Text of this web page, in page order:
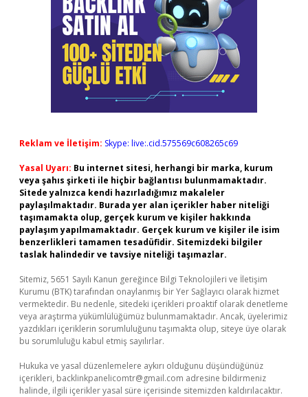
Reklam ve İletişim: Skype: live:.cid.575569c608265c69
Yasal Uyarı: Bu internet sitesi, herhangi bir marka, kurum
veya şahıs şirketi ile hiçbir bağlantısı bulunmamaktadır.
Sitede yalnızca kendi hazırladığımız makaleler
paylaşılmaktadır. Burada yer alan içerikler haber niteliği
taşımamakta olup, gerçek kurum ve kişiler hakkında
paylaşım yapılmamaktadır. Gerçek kurum ve kişiler ile isim
benzerlikleri tamamen tesadüfidir. Sitemizdeki bilgiler
taslak halindedir ve tavsiye niteliği taşımazlar.
Sitemiz, 5651 Sayılı Kanun gereğince Bilgi Teknolojileri ve İletişim
Kurumu (BTK) tarafından onaylanmış bir Yer Sağlayıcı olarak hizmet
vermektedir. Bu nedenle, sitedeki içerikleri proaktif olarak denetleme
veya araştırma yükümlülüğümüz bulunmamaktadır. Ancak, üyelerimiz
yazdıkları içeriklerin sorumluluğunu taşımakta olup, siteye üye olarak
bu sorumluluğu kabul etmiş sayılırlar.
Hukuka ve yasal düzenlemelere aykırı olduğunu düşündüğünüz
içerikleri, backlinkpanelicomtr@gmail.com adresine bildirmeniz
halinde, ilgili içerikler yasal süre içerisinde sitemizden kaldırılacaktır.